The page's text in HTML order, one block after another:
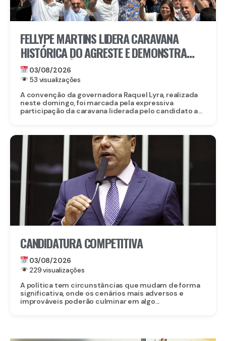
FELLYPE MARTINS LIDERA CARAVANA
HISTÓRICA DO AGRESTE E DEMONSTRA
FORÇA POLÍTICA NA CONVENÇÃO DE
RAQUEL LYRA
03/08/2026
53 visualizações
A convenção da governadora Raquel Lyra, realizada
neste domingo, foi marcada pela expressiva
participação da caravana liderada pelo candidato a...
CANDIDATURA COMPETITIVA
03/08/2026
229 visualizações
A política tem circunstâncias que mudam de forma
significativa, onde os cenários mais adversos e
improváveis poderão culminar em algo...